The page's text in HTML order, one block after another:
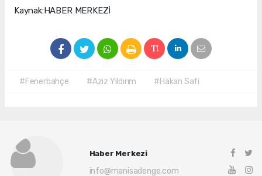
Kaynak:HABER MERKEZİ
#Fenerbahçe #Aziz Yıldırım #Hakan Safi
Haber Merkezi
info@manisadenge.com